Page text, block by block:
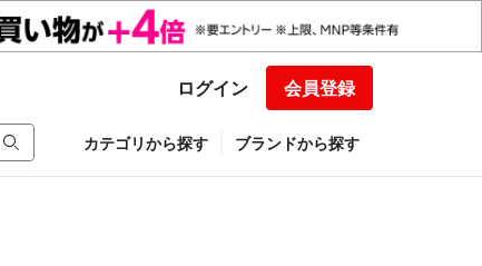
ログイン 会員登録
カテゴリから探す ブランドから探す